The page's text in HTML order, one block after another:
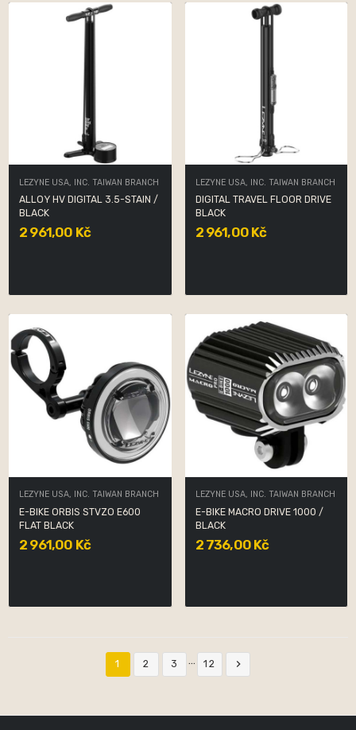
LEZYNE USA, INC. TAIWAN BRANCH
ALLOY HV DIGITAL 3.5-STAIN /
BLACK
2 961,00 Kč
LEZYNE USA, INC. TAIWAN BRANCH
DIGITAL TRAVEL FLOOR DRIVE
BLACK
2 961,00 Kč
LEZYNE USA, INC. TAIWAN BRANCH
E-BIKE ORBIS STVZO E600
FLAT BLACK
2 961,00 Kč
LEZYNE USA, INC. TAIWAN BRANCH
E-BIKE MACRO DRIVE 1000 /
BLACK
2 736,00 Kč
1 2 3 … 12 